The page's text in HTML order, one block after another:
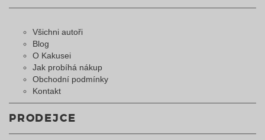
Všichni autoři
Blog
O Kakusei
Jak probíhá nákup
Obchodní podmínky
Kontakt
PRODEJCE